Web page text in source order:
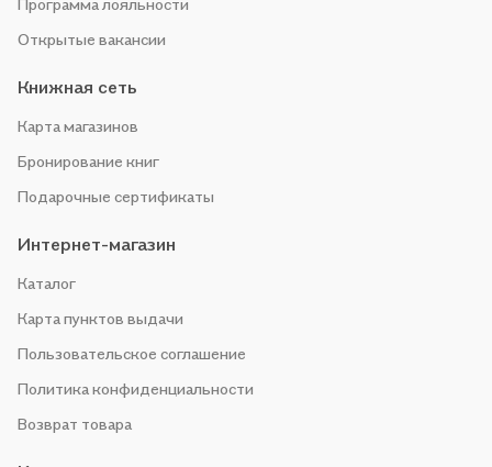
Программа лояльности
Открытые вакансии
Книжная сеть
Карта магазинов
Бронирование книг
Подарочные сертификаты
Интернет-магазин
Каталог
Карта пунктов выдачи
Пользовательское соглашение
Политика конфиденциальности
Возврат товара